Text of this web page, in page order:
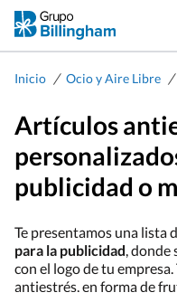
Inicio / Ocio y Aire Libre /
Artículos
publicidad o
Te presentamos una lista
para la publicidad, donde
con el logo de tu
antiestrés, en forma de